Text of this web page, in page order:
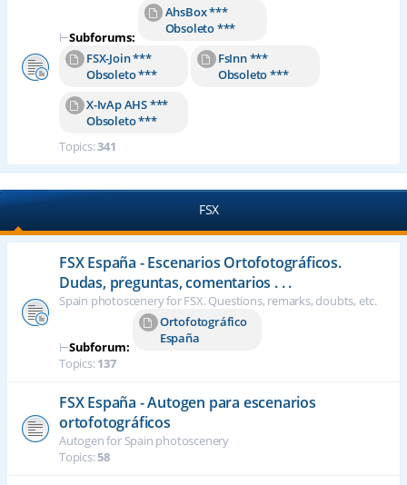
⊢Subforums:
AhsBox ***
Obsoleto ***
FSX-Join ***
Obsoleto ***
FsInn ***
Obsoleto ***
X-IvAp AHS ***
Obsoleto ***
Topics:341
FSX
FSX España - Escenarios Ortofotográficos.
Dudas, preguntas, comentarios . . .
Spain photoscenery for FSX. Questions, remarks, doubts, etc.
⊢Subforum:
Ortofotográfico
España
Topics:137
FSX España - Autogen para escenarios
ortofotográficos
Autogen for Spain photoscenery
Topics:58